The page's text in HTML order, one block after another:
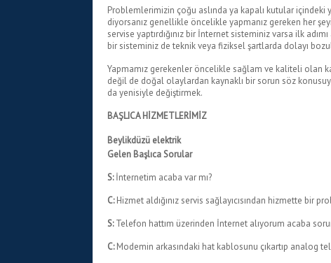
Problemlerimizin çoğu aslında ya kapalı kutular
diyorsanız genellikle öncelikle yapmanız gereken her
servise yaptırdığınız bir İnternet sisteminiz varsa ilk
bir sisteminiz de teknik veya fiziksel şartlarda dolayı
Yapmamız gerekenler öncelikle sağlam ve kaliteli olan
değil de doğal olaylardan kaynaklı bir sorun söz
da yenisiyle değiştirmek.
BAŞLICA HİZMETLERİMİZ
Beylikdüzü elektrik
Gelen Başlıca Sorular
S:İnternetim acaba var mı?
C:Hizmet aldığınız servis sağlayıcısından hizmette bir
S:Telefon hattım üzerinden İnternet alıyorum acaba
C:Modemin arkasındaki hat kablosunu çıkartıp analog